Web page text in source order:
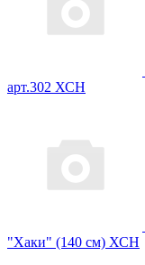
арт.302 ХСН
"Хаки" (140 см) ХСН